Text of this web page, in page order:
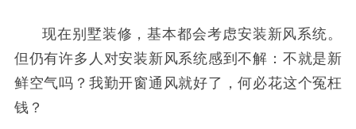
现在别墅装修，基本都会考虑安装新风系统。
但仍有许多人对安装新风系统感到不解：不就是新
鲜空气吗？我勤开窗通风就好了，何必花这个冤枉
钱？